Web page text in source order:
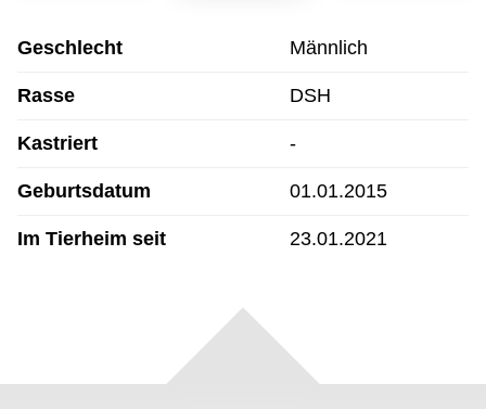
Geschlecht Männlich
Rasse DSH
Kastriert -
Geburtsdatum 01.01.2015
Im Tierheim seit 23.01.2021